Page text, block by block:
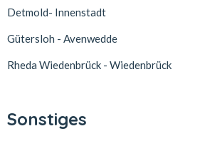
Detmold- Innenstadt
Gütersloh - Avenwedde
Rheda Wiedenbrück - Wiedenbrück
Sonstiges